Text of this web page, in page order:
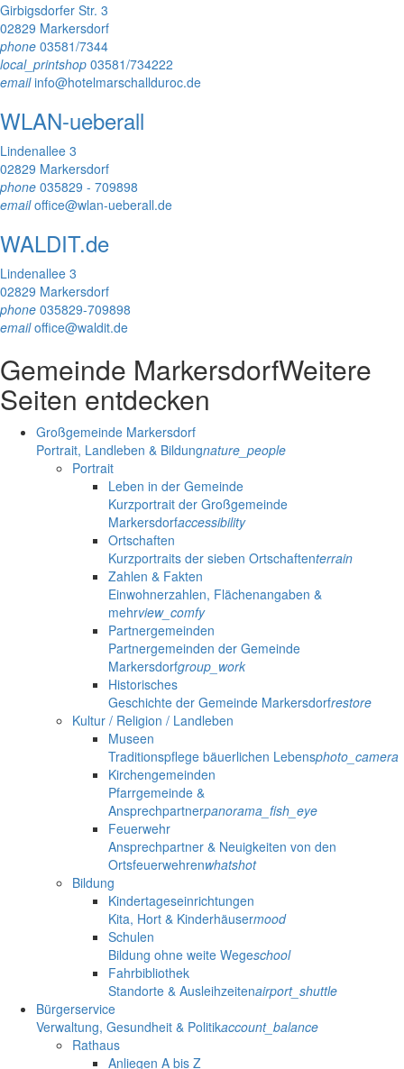
Girbigsdorfer Str. 3
02829 Markersdorf
phone 03581/7344
local_printshop 03581/734222
emailinfo@hotelmarschallduroc.de
WLAN-ueberall
Lindenallee 3
02829 Markersdorf
phone 035829 - 709898
emailoffice@wlan-ueberall.de
WALDIT.de
Lindenallee 3
02829 Markersdorf
phone 035829-709898
emailoffice@waldit.de
Gemeinde MarkersdorfWeitere
Seiten entdecken
Großgemeinde Markersdorf
Portrait, Landleben & Bildungnature_people
Portrait
Leben in der Gemeinde
Kurzportrait der Großgemeinde
Markersdorfaccessibility
Ortschaften
Kurzportraits der sieben Ortschaftenterrain
Zahlen & Fakten
Einwohnerzahlen, Flächenangaben &
mehrview_comfy
Partnergemeinden
Partnergemeinden der Gemeinde
Markersdorfgroup_work
Historisches
Geschichte der Gemeinde Markersdorfrestore
Kultur / Religion / Landleben
Museen
Traditionspflege bäuerlichen Lebensphoto_camera
Kirchengemeinden
Pfarrgemeinde &
Ansprechpartnerpanorama_fish_eye
Feuerwehr
Ansprechpartner & Neuigkeiten von den
Ortsfeuerwehrenwhatshot
Bildung
Kindertageseinrichtungen
Kita, Hort & Kinderhäusermood
Schulen
Bildung ohne weite Wegeschool
Fahrbibliothek
Standorte & Ausleihzeitenairport_shuttle
Bürgerservice
Verwaltung, Gesundheit & Politikaccount_balance
Rathaus
Anliegen A bis Z